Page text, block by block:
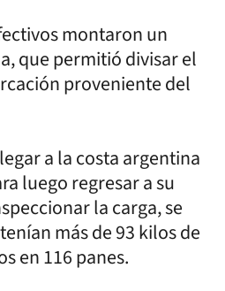
montaron un
que permitió divisar el
proveniente del
a la costa argentina
luego regresar a su
la carga, se
más de 93 kilos de
en 116 panes.